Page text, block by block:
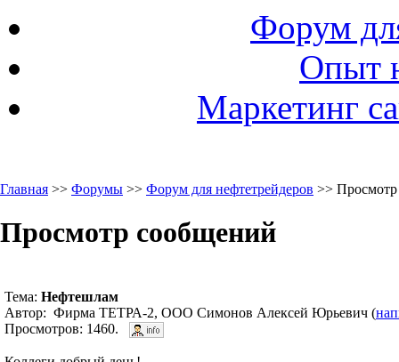
Форум
Опыт
Маркетинг
Главная >> Форумы >> Форум для нефтетрейдеров >>
Просмотр сообщений
Тема: Нефтешлам
Автор: Фирма ТЕТРА-2, ООО Симонов Алексей Юрьевич (
Просмотров: 1460.